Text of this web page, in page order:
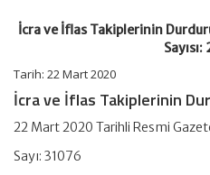
İcra ve İflas Takiplerinin
Tarih: 22 Mart 2020
İcra ve İflas Takiplerinin
22 Mart 2020 Tarihli Resmi
Sayı: 31076